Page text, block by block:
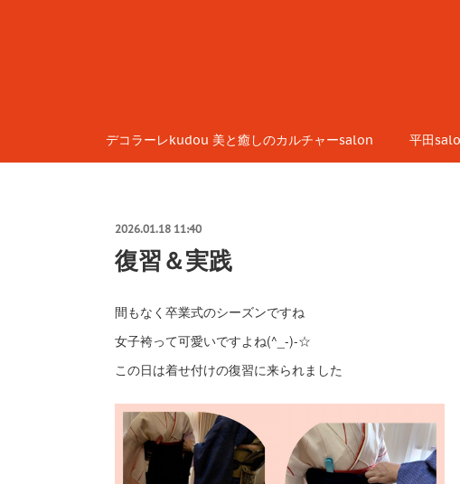
デコラーレkudou 美と癒しのカルチャーsalon 平田
2026.01.18 11:40
復習＆実践
間もなく卒業式のシーズンですね
女子袴って可愛いですよね(^_-)-☆
この日は着せ付けの復習に来られました